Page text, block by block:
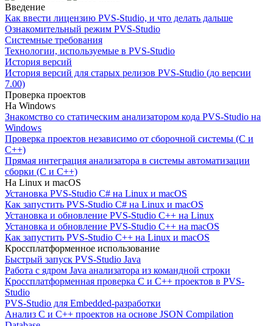
Введение
Как ввести лицензию PVS-Studio, и что делать дальше
Ознакомительный режим PVS-Studio
Системные требования
Технологии, используемые в PVS-Studio
История версий
История версий для старых релизов PVS-Studio (до версии
7.00)
Проверка проектов
На Windows
Знакомство со статическим анализатором кода PVS-Studio на
Windows
Проверка проектов независимо от сборочной системы (C и
C++)
Прямая интеграция анализатора в системы автоматизации
сборки (C и C++)
На Linux и macOS
Установка PVS-Studio C# на Linux и macOS
Как запустить PVS-Studio C# на Linux и macOS
Установка и обновление PVS-Studio C++ на Linux
Установка и обновление PVS-Studio C++ на macOS
Как запустить PVS-Studio C++ на Linux и macOS
Кроссплатформенное использование
Быстрый запуск PVS-Studio Java
Работа с ядром Java анализатора из командной строки
Кроссплатформенная проверка C и C++ проектов в PVS-
Studio
PVS-Studio для Embedded-разработки
Анализ C и C++ проектов на основе JSON Compilation